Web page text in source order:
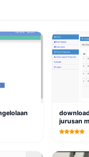
jurusan